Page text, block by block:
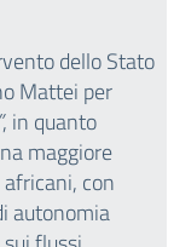
dello Stato
Mattei per
, in quanto
maggiore
con
autonomia